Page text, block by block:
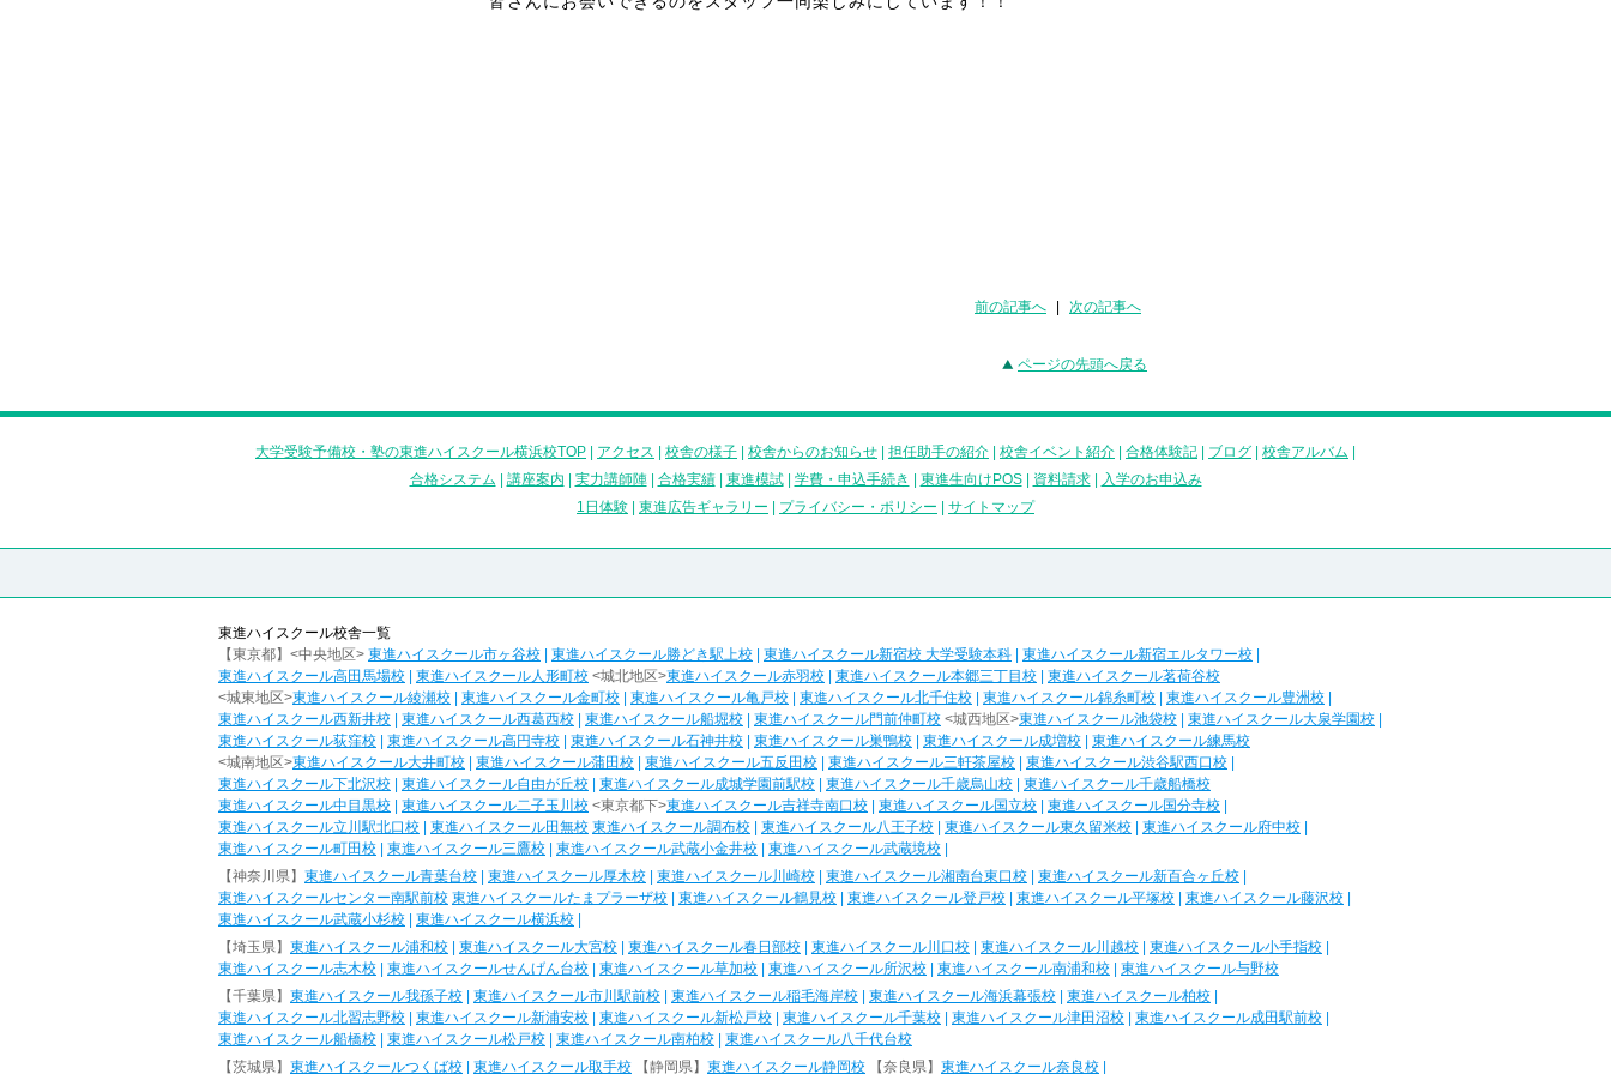
前の記事へ 次の記事へ
ページの先頭へ戻る
大学受験予備校・塾の東進ハイスクール横浜校TOP アクセス 校舎の様子 校舎からのお知らせ 担任助手の紹介 校舎イベント紹介 合格体験記 ブログ 校舎アルバム
合格システム
講座案内 実力講師陣| 合格実績| 東進模試| 学費・申込手続き 東進生向けPOS| 資料請求|
入学のお申込み
1日体験
東進広告ギャラリー プライバシー・ポリシー サイトマップ
東進ハイスクール校舎一覧
【東京都】<中央地区> 東進ハイスクール市ヶ谷校 東進ハイスクール勝どき駅上校 東進ハイスクール新宿校 大学受験本科 東進ハイスクール新宿エルタワー校
東進ハイスクール高田馬場校
東進ハイスクール人形町校 <城北地区>東進ハイスクール赤羽校 東進ハイスクール本郷三丁目校
東進ハイスクール茗荷谷校
<城東地区>東進ハイスクール綾瀬校 東進ハイスクール金町校 東進ハイスクール亀戸校 東進ハイスクール北千住校 東進ハイスクール錦糸町校 東進ハイスクール豊洲校
東進ハイスクール西新井校
東進ハイスクール西葛西校 東進ハイスクール船堀校 東進ハイスクール門前仲町校 <城西地区>東進ハイスクール池袋校 東進ハイスクール大泉学園校
東進ハイスクール荻窪校
東進ハイスクール高円寺校 東進ハイスクール石神井校 東進ハイスクール巣鴨校 東進ハイスクール成増校
東進ハイスクール練馬校
<城南地区>東進ハイスクール大井町校 東進ハイスクール蒲田校 東進ハイスクール五反田校 東進ハイスクール三軒茶屋校 東進ハイスクール渋谷駅西口校
東進ハイスクール下北沢校
東進ハイスクール自由が丘校 東進ハイスクール成城学園前駅校 東進ハイスクール千歳烏山校
東進ハイスクール千歳船橋校
東進ハイスクール中目黒校
東進ハイスクール二子玉川校 <東京都下>東進ハイスクール吉祥寺南口校 東進ハイスクール国立校 東進ハイスクール国分寺校
東進ハイスクール立川駅北口校
東進ハイスクール田無校 東進ハイスクール調布校 東進ハイスクール八王子校 東進ハイスクール東久留米校 東進ハイスクール府中校
東進ハイスクール町田校
東進ハイスクール三鷹校 東進ハイスクール武蔵小金井校 東進ハイスクール武蔵境校
【神奈川県】 東進ハイスクール青葉台校 東進ハイスクール厚木校 東進ハイスクール川崎校 東進ハイスクール湘南台東口校 東進ハイスクール新百合ヶ丘校
東進ハイスクールセンター南駅前校 東進ハイスクールたまプラーザ校 東進ハイスクール鶴見校 東進ハイスクール登戸校 東進ハイスクール平塚校 東進ハイスクール藤沢校
東進ハイスクール武蔵小杉校
東進ハイスクール横浜校
【埼玉県】 東進ハイスクール浦和校 東進ハイスクール大宮校 東進ハイスクール春日部校 東進ハイスクール川口校 東進ハイスクール川越校 東進ハイスクール小手指校
東進ハイスクール志木校
東進ハイスクールせんげん台校 東進ハイスクール草加校 東進ハイスクール所沢校 東進ハイスクール南浦和校
東進ハイスクール与野校
【千葉県】 東進ハイスクール我孫子校 東進ハイスクール市川駅前校 東進ハイスクール稲毛海岸校 東進ハイスクール海浜幕張校 東進ハイスクール柏校
東進ハイスクール北習志野校
東進ハイスクール新浦安校 東進ハイスクール新松戸校 東進ハイスクール千葉校 東進ハイスクール津田沼校 東進ハイスクール成田駅前校
東進ハイスクール船橋校
東進ハイスクール松戸校 東進ハイスクール南柏校
東進ハイスクール八千代台校
【茨城県】 東進ハイスクールつくば校 東進ハイスクール取手校 【静岡県】 東進ハイスクール静岡校 【奈良県】 東進ハイスクール奈良校